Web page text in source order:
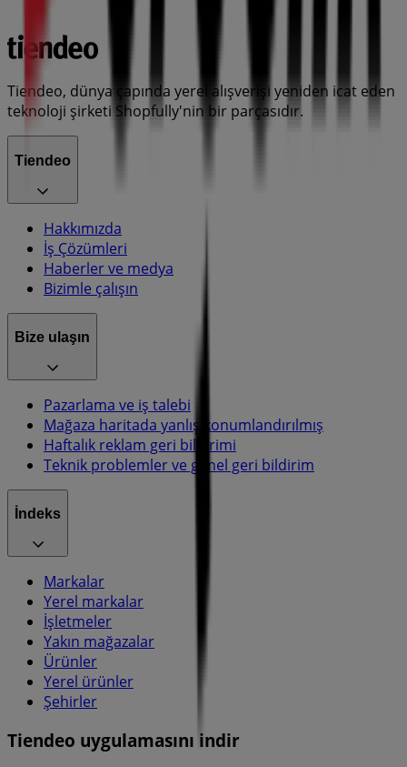
Tiendeo, dünya çapında yerel alışverişi yeniden icat eden
teknoloji şirketi Shopfully'nin bir parçasıdır.
Tiendeo
Hakkımızda
İş Çözümleri
Haberler ve medya
Bizimle çalışın
Bize ulaşın
Pazarlama ve iş talebi
Mağaza haritada yanlış konumlandırılmış
Haftalık reklam geri bildirimi
Teknik problemler ve genel geri bildirim
İndeks
Markalar
Yerel markalar
İşletmeler
Yakın mağazalar
Ürünler
Yerel ürünler
Şehirler
Tiendeo uygulamasını indir